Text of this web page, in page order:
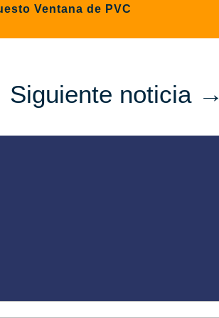
Ventana de PVC
Siguiente noticia→